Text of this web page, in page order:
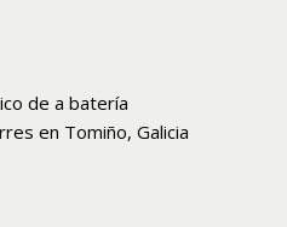
de a batería
en Tomiño, Galicia